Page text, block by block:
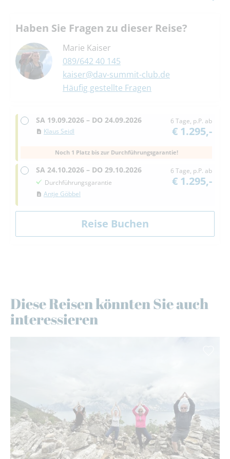
Haben Sie Fragen zu dieser Reise?
Marie Kaiser
089/642 40 145
kaiser@dav-summit-club.de
Häufig gestellte Fragen
SA 19.09.2026 – DO 24.09.2026
Klaus Seidl
6 Tage, p.P. ab
€ 1.295,-
Noch 1 Platz bis zur Durchführungsgarantie!
SA 24.10.2026 – DO 29.10.2026
Durchführungsgarantie
Antje Göbbel
6 Tage, p.P. ab
€ 1.295,-
Diese Reisen könnten Sie auch
interessieren